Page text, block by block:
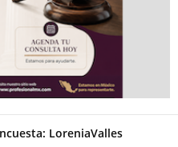
LoreniaValles